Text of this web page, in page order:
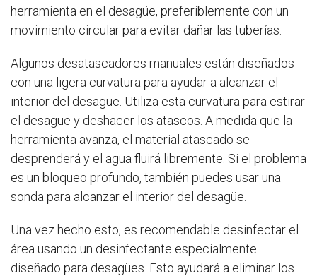
herramienta en el desagüe, preferiblemente con un
movimiento circular para evitar dañar las tuberías.
Algunos desatascadores manuales están diseñados
con una ligera curvatura para ayudar a alcanzar el
interior del desagüe. Utiliza esta curvatura para estirar
el desagüe y deshacer los atascos. A medida que la
herramienta avanza, el material atascado se
desprenderá y el agua fluirá libremente. Si el problema
es un bloqueo profundo, también puedes usar una
sonda para alcanzar el interior del desagüe.
Una vez hecho esto, es recomendable desinfectar el
área usando un desinfectante especialmente
diseñado para desagües. Esto ayudará a eliminar los